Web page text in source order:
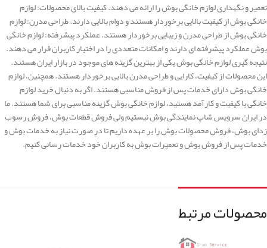
تعمیر و نگهداری لوازم خانگی بوش را ارائه می دهند. کیفیت بالای محصولات: لوازم
خانگی بوش از کیفیت بالایی برخوردار هستند و دوام بالایی دارند. طراحی مدرن: لوازم
خانگی بوش از طراحی مدرن و زیبایی برخوردار هستند. عملکرد پیشرفته: لوازم خانگی
بوش عملکرد پیشرفته ای دارند و امکانات متعددی را در اختیار کاربران قرار می دهند.
نتیجه گیری لوازم خانگی بوش یکی از بهترین گزینه های موجود در بازار ایران هستند.
این محصولات از کیفیت، کارایی و طراحی مدرن بالایی برخوردار هستند. همچنین، لوازم
خانگی بوش دارای خدمات پس از فروش مناسبی هستند. اگر به دنبال خرید لوازم
خانگی با کیفیت و کارآمد هستید، لوازم خانگی بوش گزینه مناسبی برای شما هستند. ما
در ایران سرویس شاپ نمایندگی بوش نیستیم ولی فروش قطعات بوش، فروش رسوب
زدای بوش، فروش محصولات بوش را بر عهده داریم تا در صورت نیاز به خدمات بوش و
خدمات پس از فروش بوش و تعمیرات بوش به کاربران خود خدمات رسانی کنیم.
محصولات مرتبط